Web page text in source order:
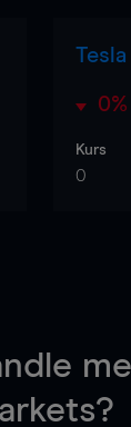
0%
Kurs
0